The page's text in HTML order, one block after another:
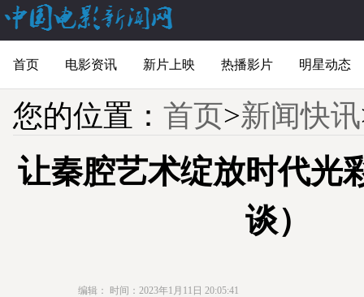
首页 电影资讯 新片上映 热播影片 明星动态
您的位置： 首页>新闻快讯
让秦腔艺术绽放时代光
谈）
编辑： 时间：2023年1月11日 20:05:41